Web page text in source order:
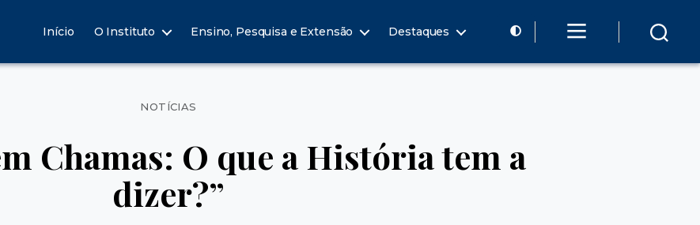
Início O Instituto Ensino, Pesquisa e Extensão Destaques
Categorias
NOTÍCIAS
Chamas: O que a História tem a
dizer?”